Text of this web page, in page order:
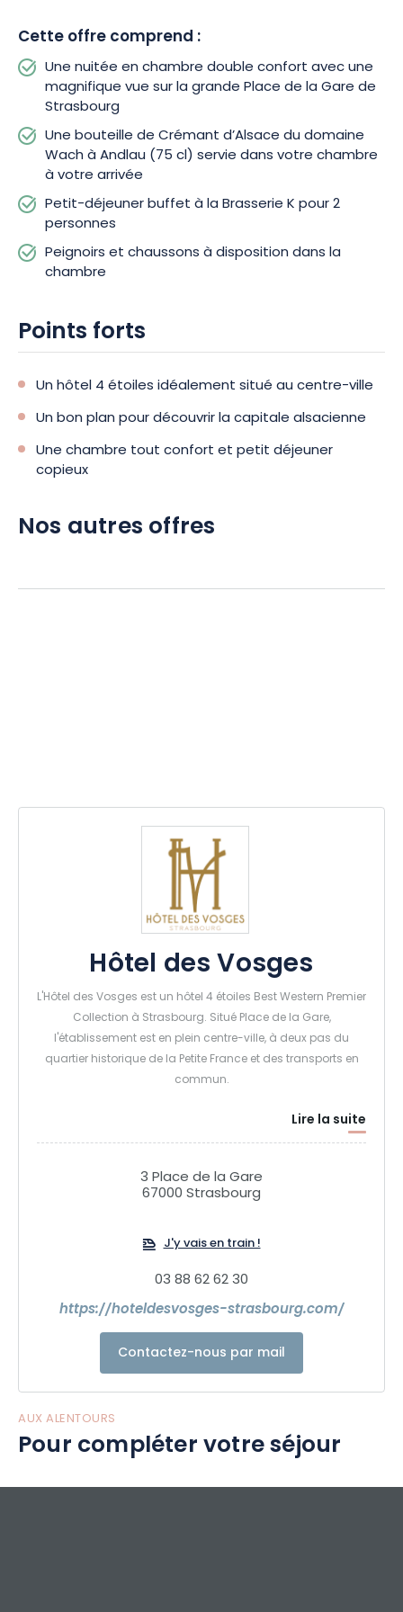
Cette offre comprend :
Une nuitée en chambre double confort avec une
magnifique vue sur la grande Place de la Gare de
Strasbourg
Une bouteille de Crémant d’Alsace du domaine
Wach à Andlau (75 cl) servie dans votre chambre
à votre arrivée
Petit-déjeuner buffet à la Brasserie K pour 2
personnes
Peignoirs et chaussons à disposition dans la
chambre
Points forts
Un hôtel 4 étoiles idéalement situé au centre-ville
Un bon plan pour découvrir la capitale alsacienne
Une chambre tout confort et petit déjeuner
copieux
Nos autres offres
Hôtel des Vosges
L'Hôtel des Vosges est un hôtel 4 étoiles Best Western Premier
Collection à Strasbourg. Situé Place de la Gare,
l'établissement est en plein centre-ville, à deux pas du
quartier historique de la Petite France et des transports en
commun.
Lire la suite
3 Place de la Gare
67000 Strasbourg
J'y vais en train !
03 88 62 62 30
https://hoteldesvosges-strasbourg.com/
Contactez-nous par mail
AUX ALENTOURS
Pour compléter votre séjour